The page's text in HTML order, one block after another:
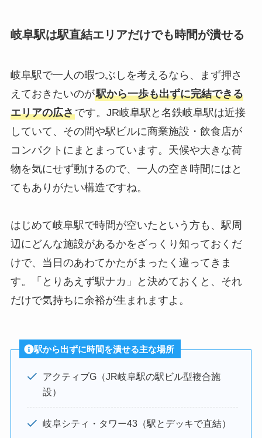
岐阜駅は駅直結エリアだけでも時間が潰せる
岐阜駅で一人の暇つぶしを考えるなら、まず押さ
えておきたいのが駅から一歩も出ずに完結できる
エリアの広さです。JR岐阜駅と名鉄岐阜駅は近接
していて、その間や駅ビルに商業施設・飲食店が
コンパクトにまとまっています。天候や大きな荷
物を気にせず動けるので、一人の空き時間にはと
てもありがたい構造ですね。
はじめて岐阜駅で時間が空いたという方も、駅周
辺にどんな施設があるかをざっくり知っておくだ
けで、当日のあわてかたがまったく違ってきま
す。「とりあえず駅ナカ」と決めておくと、それ
だけで気持ちに余裕が生まれますよ。
駅から出ずに時間を潰せる主な場所
アクティブG（JR岐阜駅の駅ビル型複合施
設）
岐阜シティ・タワー43（駅とデッキで直結）